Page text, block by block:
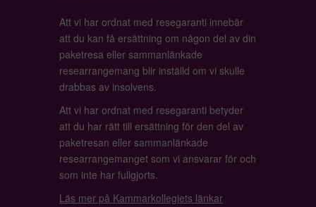
Att vi har ordnat med resegaranti innebär
att du kan få ersättning om någon del av din
paketresa eller sammanlänkade
researrangemang blir inställd om vi skulle
drabbas av insolvens.
Att vi har ordnat med resegaranti betyder
att du har rätt till ersättning för den del av
paketresan eller sammanlänkade
researrangemanget som vi ansvarar för och
som inte har fullgjorts.
Läs mer på Kammarkollegiets länkar